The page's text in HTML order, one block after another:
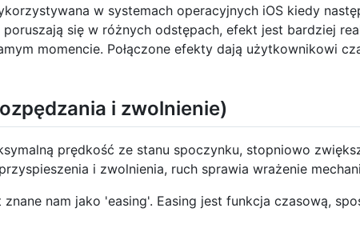
w systemach operacyjnych iOS kiedy
się w różnych odstępach, efekt jest bardziej
momencie. Połączone efekty dają użytkownikowi
i zwolnienie)
prędkość ze stanu spoczynku, stopniowo
i zwolnienia, ruch sprawia wrażenie
nam jako 'easing'. Easing jest funkcja czasową,